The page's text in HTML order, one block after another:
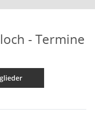
- Termine